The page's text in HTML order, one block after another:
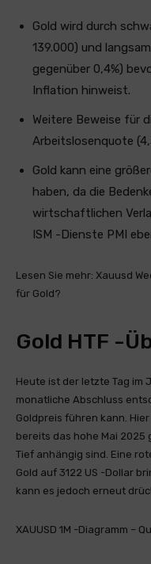
Gold wird durch
139.000) und
gegenüber 0,4%)
Inflation hinweist.
Weitere Beweise für
Arbeitslosenquote
Gold kann eine
haben, da die
wirtschaftlichen
ISM -Dienste PMI
Lesen Sie mehr: Xauusd
für Gold?
Gold HTF -
Heute ist der letzte Tag im
monatliche Abschluss
Goldpreis führen kann.
bereits das hohe Mai 2025
Tief anhängig sind. Eine
Gold auf 3122 US -Dollar
kann es jedoch erneut
XAUUSD 1M -Diagramm –